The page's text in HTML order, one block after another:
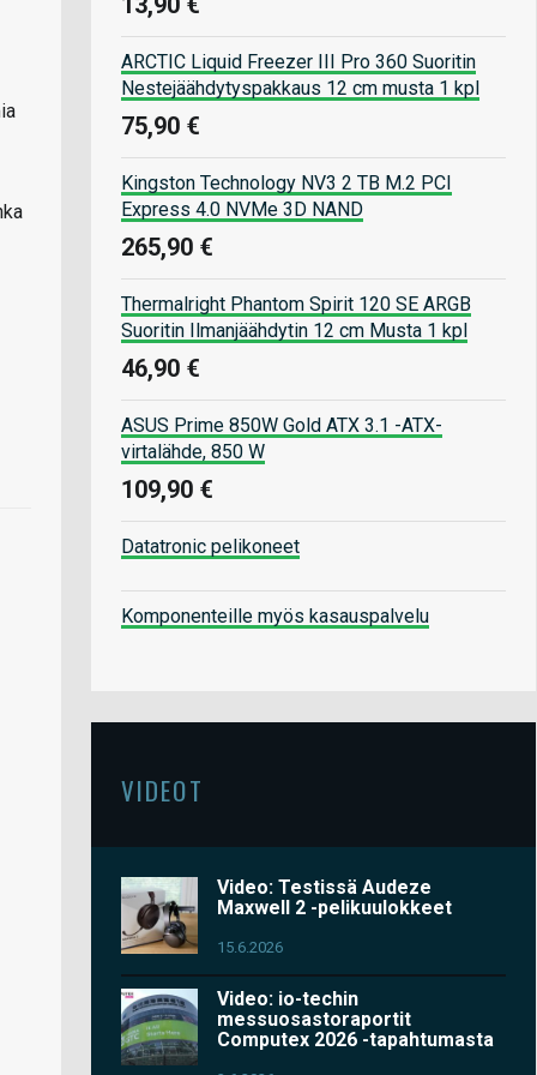
ARCTIC Liquid Freezer III Pro 360 Suoritin
Nestejäähdytyspakkaus 12 cm musta 1 kpl
75,90 €
Kingston Technology NV3 2 TB M.2 PCI
Express 4.0 NVMe 3D NAND
265,90 €
Thermalright Phantom Spirit 120 SE ARGB
Suoritin Ilmanjäähdytin 12 cm Musta 1 kpl
46,90 €
ASUS Prime 850W Gold ATX 3.1 -ATX-
virtalähde, 850 W
109,90 €
Datatronic pelikoneet
Komponenteille myös kasauspalvelu
VIDEOT
Video: Testissä Audeze
Maxwell 2 -pelikuulokkeet
15.6.2026
Video: io-techin
messuosastoraportit
Computex 2026 -tapahtumasta